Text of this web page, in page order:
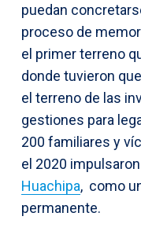
puedan
proceso de
el primer terreno
donde tuvieron
el terreno de las
gestiones para
200 familiares y
el 2020
Huachipa, como
permanente.